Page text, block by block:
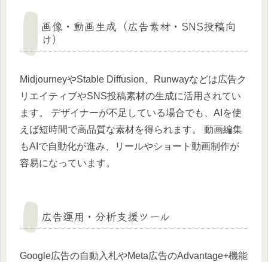
画像・動画生成（広告素材・SNS投稿向
け）
MidjourneyやStable Diffusion、Runwayなどは広告ク
リエイティブやSNS投稿素材の生成に活用されてい
ます。 デザイナーが不足している場合でも、AIを使
えば短時間で高品質な素材を得られます。 動画編集
もAIで自動化が進み、リールやショート動画制作が
容易になっています。
広告運用・分析支援ツール
Google広告の自動入札やMeta広告のAdvantage+機能